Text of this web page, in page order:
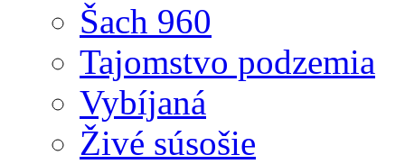
Šach 960
Tajomstvo podzemia
Vybíjaná
Živé súsošie